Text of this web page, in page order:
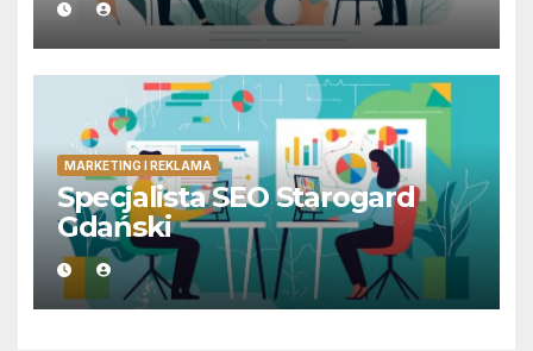
MARKETING I REKLAMA
Specjalista SEO Starogard
Gdański